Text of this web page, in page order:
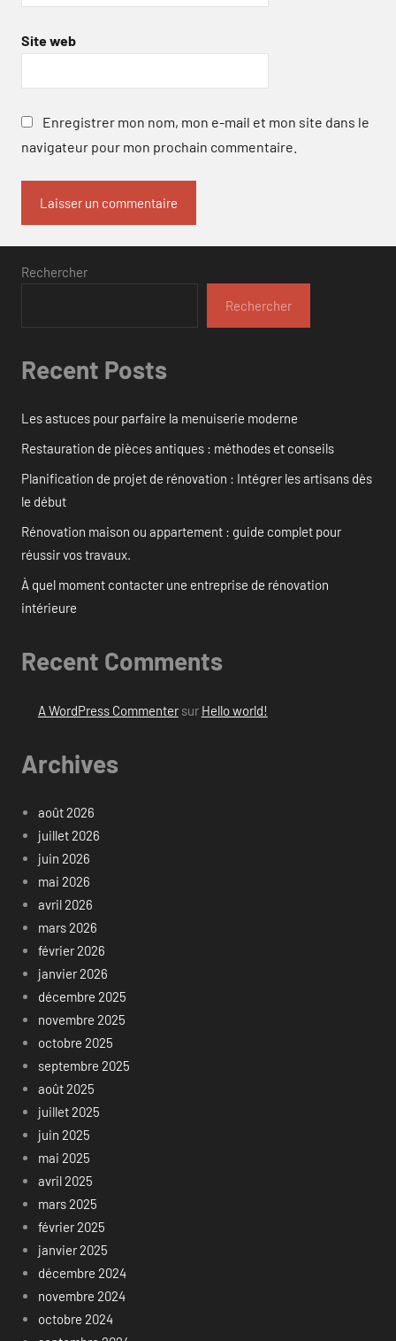
Site web
Enregistrer mon nom, mon e-mail et mon site dans le
navigateur pour mon prochain commentaire.
Rechercher
Rechercher
Recent Posts
Les astuces pour parfaire la menuiserie moderne
Restauration de pièces antiques : méthodes et conseils
Planification de projet de rénovation : Intégrer les artisans dès
le début
Rénovation maison ou appartement : guide complet pour
réussir vos travaux.
À quel moment contacter une entreprise de rénovation
intérieure
Recent Comments
A WordPress Commentersur Hello world!
Archives
août 2026
juillet 2026
juin 2026
mai 2026
avril 2026
mars 2026
février 2026
janvier 2026
décembre 2025
novembre 2025
octobre 2025
septembre 2025
août 2025
juillet 2025
juin 2025
mai 2025
avril 2025
mars 2025
février 2025
janvier 2025
décembre 2024
novembre 2024
octobre 2024